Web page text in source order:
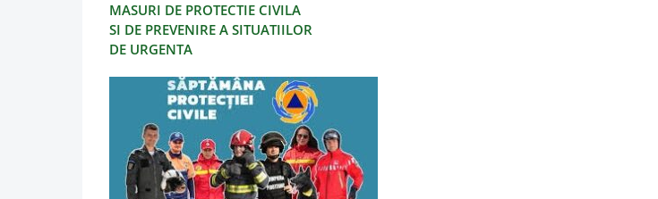
MASURI DE PROTECTIE CIVILA
SI DE PREVENIRE A SITUATIILOR
DE URGENTA